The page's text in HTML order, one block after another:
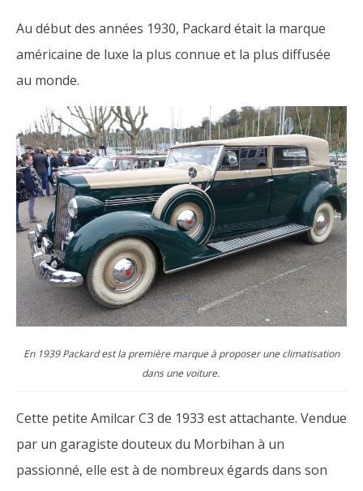
Au début des années 1930, Packard était la marque
américaine de luxe la plus connue et la plus diffusée
au monde.
En 1939 Packard est la première marque à proposer une climatisation
dans une voiture.
Cette petite Amilcar C3 de 1933 est attachante. Vendue
par un garagiste douteux du Morbihan à un
passionné, elle est à de nombreux égards dans son